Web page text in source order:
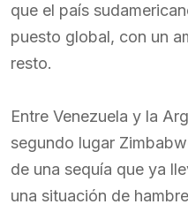
que el país
puesto global, con un
resto.
Entre Venezuela y la
segundo lugar
de una sequía que ya
una situación de